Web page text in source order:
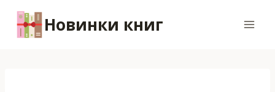
содержимому
Новинки книг